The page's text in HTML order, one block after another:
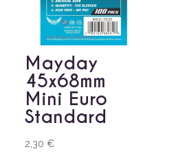
Mayday
45x68mm
Mini Euro
Standard
2,30€